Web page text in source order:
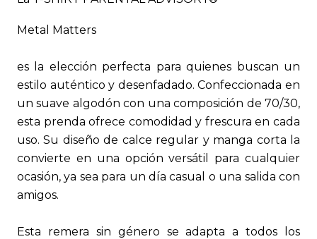
Metal Matters
es la elección perfecta para quienes buscan un
estilo auténtico y desenfadado. Confeccionada en
un suave algodón con una composición de 70/30,
esta prenda ofrece comodidad y frescura en cada
uso. Su diseño de calce regular y manga corta la
convierte en una opción versátil para cualquier
ocasión, ya sea para un día casual o una salida con
amigos.
Esta remera sin género se adapta a todos los